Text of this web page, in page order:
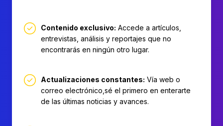
Contenido exclusivo: Accede a artículos,
entrevistas, análisis y reportajes que no
encontrarás en ningún otro lugar.
Actualizaciones constantes: Vía web o
correo electrónico,sé el primero en enterarte
de las últimas noticias y avances.